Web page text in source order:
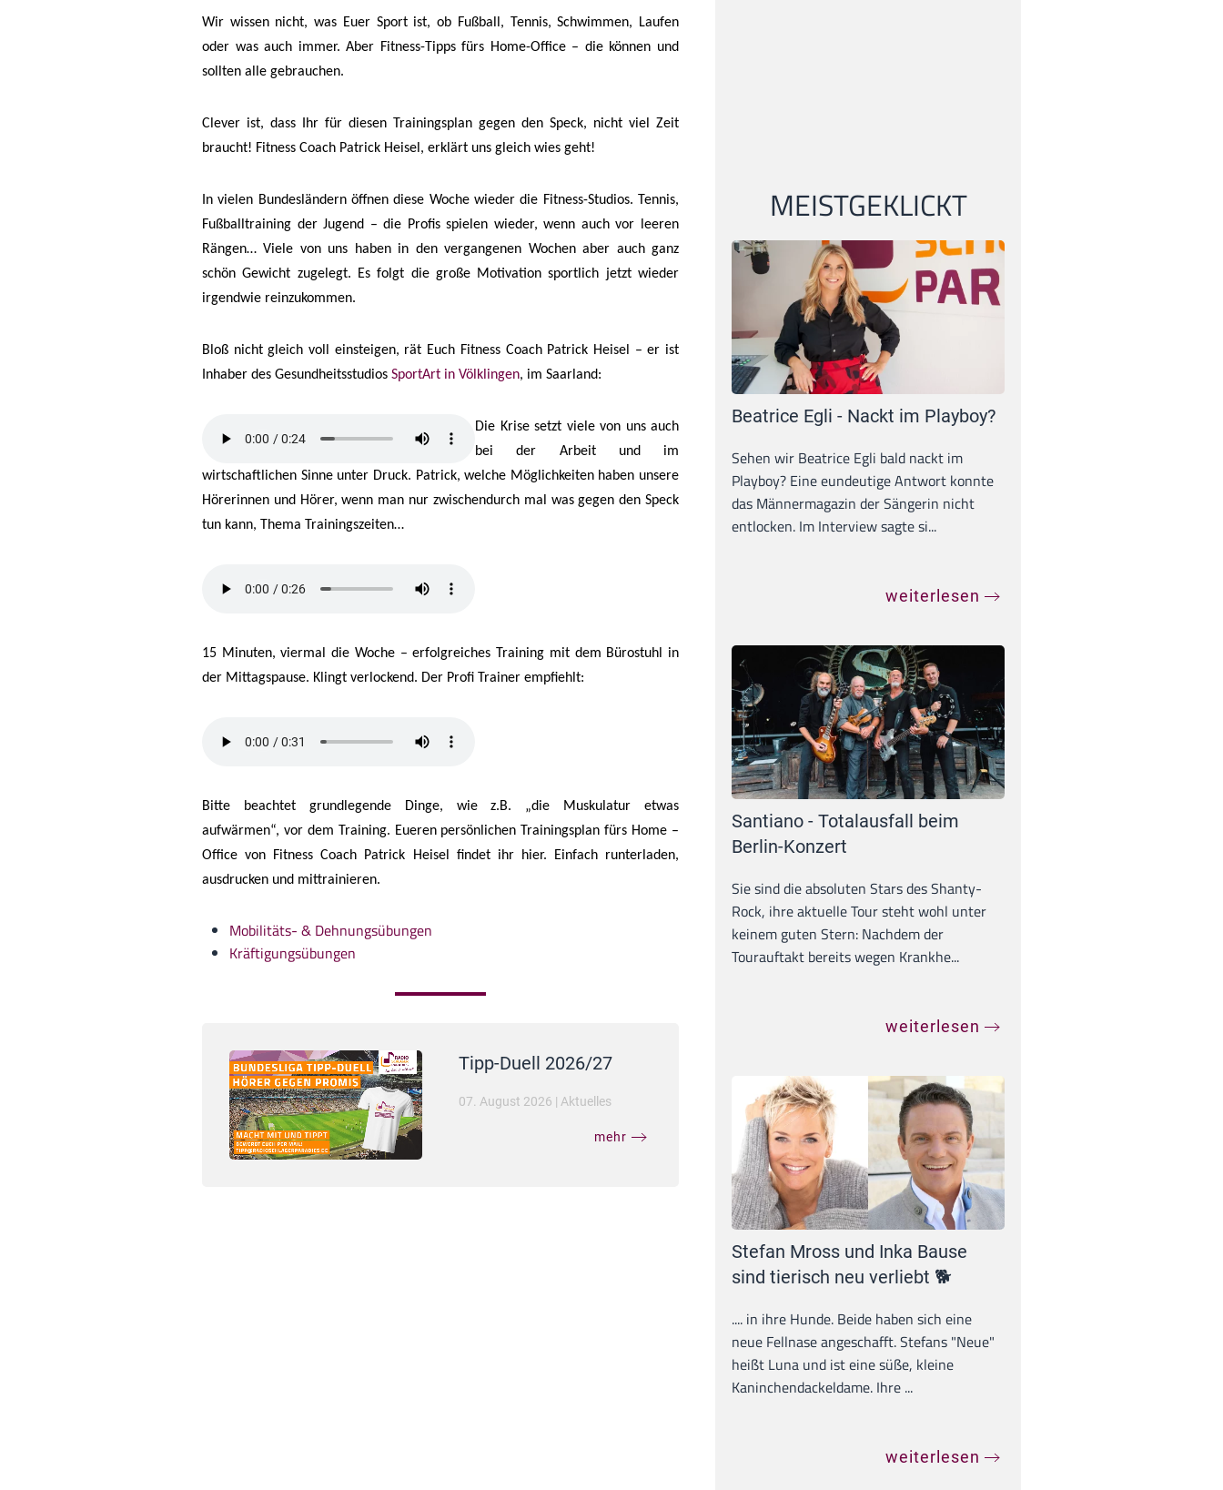
Wir wissen nicht, was Euer Sport ist, ob Fußball, Tennis, Schwimmen, Laufen
oder was auch immer. Aber Fitness-Tipps fürs Home-Office – die können und
sollten alle gebrauchen.
Clever ist, dass Ihr für diesen Trainingsplan gegen den Speck, nicht viel Zeit
braucht! Fitness Coach Patrick Heisel, erklärt uns gleich wies geht!
In vielen Bundesländern öffnen diese Woche wieder die Fitness-Studios. Tennis,
Fußballtraining der Jugend – die Profis spielen wieder, wenn auch vor leeren
Rängen… Viele von uns haben in den vergangenen Wochen aber auch ganz
schön Gewicht zugelegt. Es folgt die große Motivation sportlich jetzt wieder
irgendwie reinzukommen.
Bloß nicht gleich voll einsteigen, rät Euch Fitness Coach Patrick Heisel – er ist
Inhaber des Gesundheitsstudios SportArt in Völklingen, im Saarland:
Die Krise setzt viele von uns auch
bei der Arbeit und im
wirtschaftlichen Sinne unter Druck. Patrick, welche Möglichkeiten haben unsere
Hörerinnen und Hörer, wenn man nur zwischendurch mal was gegen den Speck
tun kann, Thema Trainingszeiten…
15 Minuten, viermal die Woche – erfolgreiches Training mit dem Bürostuhl in
der Mittagspause. Klingt verlockend. Der Profi Trainer empfiehlt:
Bitte beachtet grundlegende Dinge, wie z.B. „die Muskulatur etwas
aufwärmen“, vor dem Training. Eueren persönlichen Trainingsplan fürs Home –
Office von Fitness Coach Patrick Heisel findet ihr hier. Einfach runterladen,
ausdrucken und mittrainieren.
Mobilitäts- & Dehnungsübungen
Kräftigungsübungen
Tipp-Duell 2026/27
07. August 2026 | Aktuelles
mehr
MEISTGEKLICKT
Beatrice Egli - Nackt im Playboy?
Sehen wir Beatrice Egli bald nackt im
Playboy? Eine eundeutige Antwort konnte
das Männermagazin der Sängerin nicht
entlocken. Im Interview sagte si...
weiterlesen
Santiano - Totalausfall beim
Berlin-Konzert
Sie sind die absoluten Stars des Shanty-
Rock, ihre aktuelle Tour steht wohl unter
keinem guten Stern: Nachdem der
Tourauftakt bereits wegen Krankhe...
weiterlesen
Stefan Mross und Inka Bause
sind tierisch neu verliebt 🐕
.... in ihre Hunde. Beide haben sich eine
neue Fellnase angeschafft. Stefans "Neue"
heißt Luna und ist eine süße, kleine
Kaninchendackeldame. Ihre ...
weiterlesen